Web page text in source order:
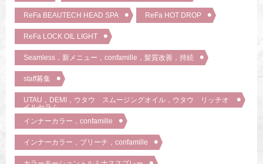
ReFa BEAUTECH HEAD SPA ReFa HOT DROP
ReFa LOCK OIL LIGHT
Seamless，新メニュー，confamille，髪質改善，持続
staff募集
UTAU，DEMI，ウタウ スムージングオイル，ウタウ リッチオ
イルセラム
インナーカラー，confamille
インナーカラー，ブリーチ，confamille